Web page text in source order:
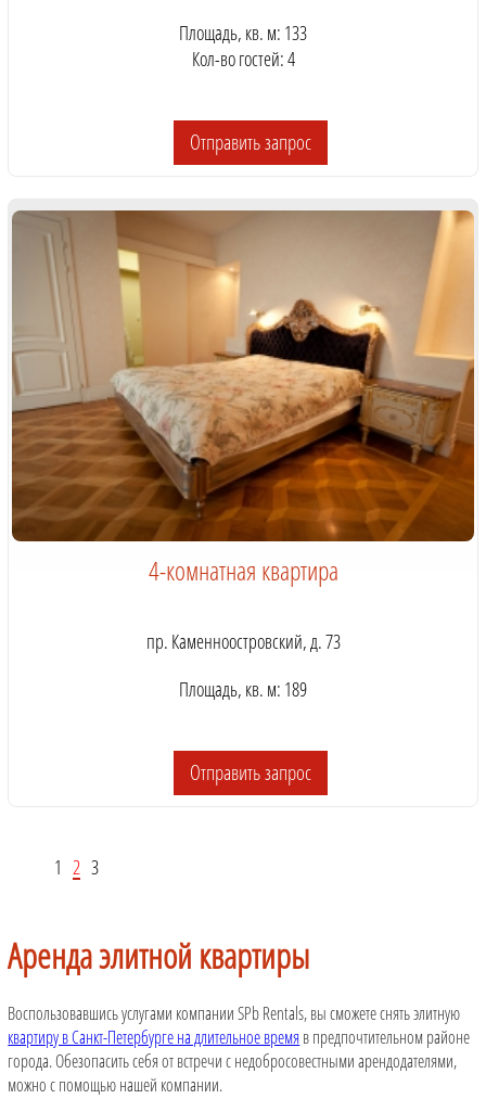
Площадь, кв. м: 133
Кол-во гостей: 4
Отправить запрос
4-комнатная квартира
пр. Каменноостровский, д. 73
Площадь, кв. м: 189
Отправить запрос
1 2 3
Аренда элитной квартиры
Воспользовавшись услугами компании SPb Rentals, вы сможете снять элитную
квартиру в Санкт-Петербурге на длительное времяв предпочтительном районе
города. Обезопасить себя от встречи с недобросовестными арендодателями,
можно с помощью нашей компании.